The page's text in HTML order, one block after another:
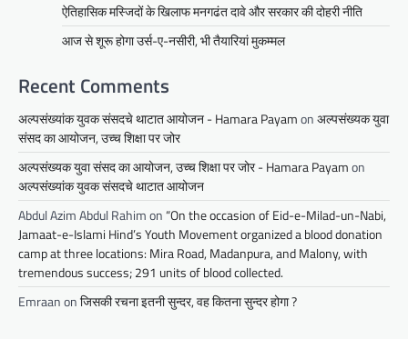
ऐतिहासिक मस्जिदों के खिलाफ मनगढंत दावे और सरकार की दोहरी नीति
आज से शूरू होगा उर्स-ए-नसीरी, भी तैयारियां मुकम्मल
Recent Comments
अल्पसंख्यांक युवक संसदचे थाटात आयोजन - Hamara Payamonअल्पसंख्यक युवा
संसद का आयोजन, उच्च शिक्षा पर जोर
अल्पसंख्यक युवा संसद का आयोजन, उच्च शिक्षा पर जोर - Hamara Payamon
अल्पसंख्यांक युवक संसदचे थाटात आयोजन
Abdul Azim Abdul Rahimon “On the occasion of Eid-e-Milad-un-Nabi,
Jamaat-e-Islami Hind’s Youth Movement organized a blood donation
camp at three locations: Mira Road, Madanpura, and Malony, with
tremendous success; 291 units of blood collected.
Emraanonजिसकी रचना इतनी सुन्दर, वह कितना सुन्दर होगा ?